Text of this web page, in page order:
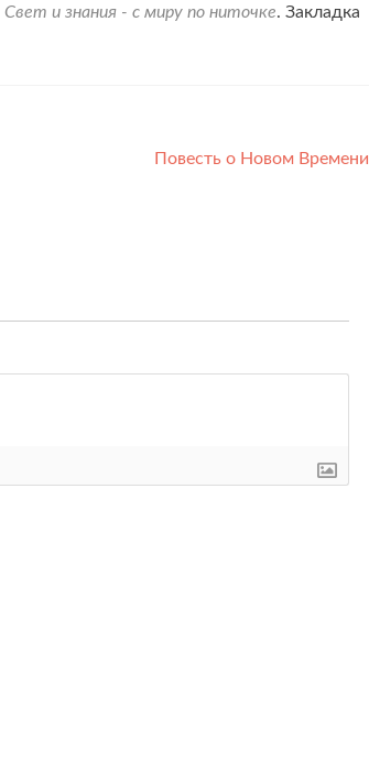
Свет и знания - с миру по ниточке. Закладка
Повесть о Новом Времени